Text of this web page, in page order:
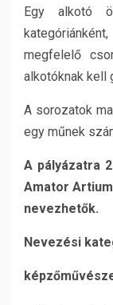
Egy alkotó
kategóriánként,
megfelelő
alkotóknak kell
A sorozatok
egy műnek
A pályázatra
Amator
nevezhetők.
Nevezési